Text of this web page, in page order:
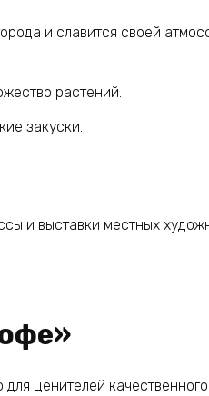
и славится своей
растений.
закуски.
и выставки местных
ценителей